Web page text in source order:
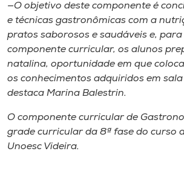
—O objetivo deste componente é
e técnicas gastronômicas com a
pratos saborosos e saudáveis e,
componente curricular, os alunos
natalina, oportunidade em que
os conhecimentos adquiridos em
destaca Marina Balestrin.
O componente curricular de
grade curricular da 8ª fase do curso
Unoesc Videira.